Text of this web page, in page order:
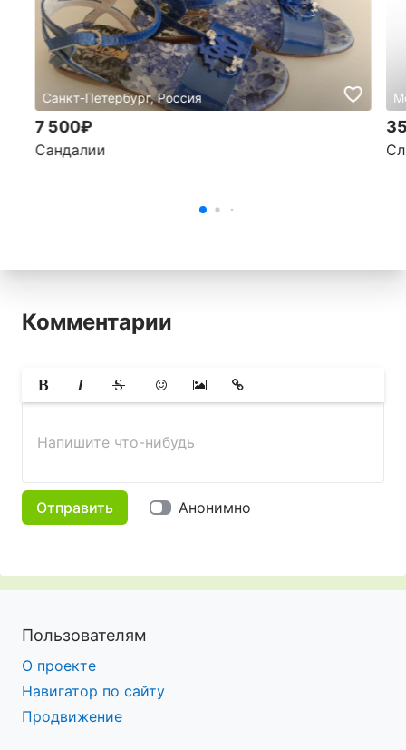
Санкт-Петербург, Россия
7 500₽
Сандалии
Комментарии
ЖирныйКурсивЗачеркнутый
СмайликиВставить изображение
Вставить ссылку
Напишите что-нибудь
Отправить Анонимно
Пользователям
О проекте
Навигатор по сайту
Продвижение